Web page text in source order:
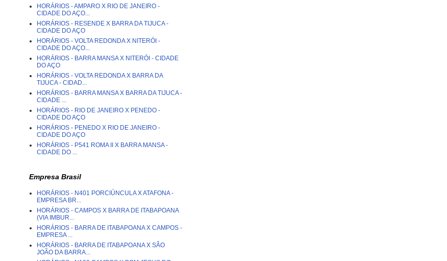
HORÁRIOS - AMPARO X RIO DE JANEIRO -
CIDADE DO AÇO...
HORÁRIOS - RESENDE X BARRA DA TIJUCA -
CIDADE DO AÇO
HORÁRIOS - VOLTA REDONDA X NITERÓI -
CIDADE DO AÇO...
HORÁRIOS - BARRA MANSA X NITERÓI - CIDADE
DO AÇO
HORÁRIOS - VOLTA REDONDA X BARRA DA
TIJUCA - CIDAD...
HORÁRIOS - BARRA MANSA X BARRA DA TIJUCA -
CIDADE ...
HORÁRIOS - RIO DE JANEIRO X PENEDO -
CIDADE DO AÇO
HORÁRIOS - PENEDO X RIO DE JANEIRO -
CIDADE DO AÇO
HORÁRIOS - P541 ROMA II X BARRA MANSA -
CIDADE DO ...
Empresa Brasil
HORÁRIOS - N401 PORCIÚNCULA X ATAFONA -
EMPRESA BR...
HORÁRIOS - CAMPOS X BARRA DE ITABAPOANA
(VIA IMBUR...
HORÁRIOS - BARRA DE ITABAPOANA X CAMPOS -
EMPRESA ...
HORÁRIOS - BARRA DE ITABAPOANA X SÃO
JOÃO DA BARRA...